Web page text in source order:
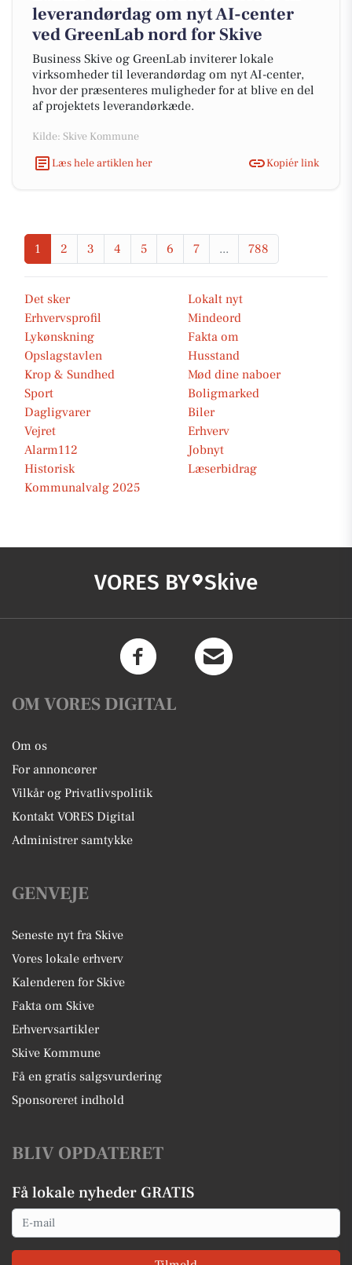
leverandørdag om nyt AI-center
ved GreenLab nord for Skive
Business Skive og GreenLab inviterer lokale
virksomheder til leverandørdag om nyt AI-center,
hvor der præsenteres muligheder for at blive en del
af projektets leverandørkæde.
Kilde: Skive Kommune
Læs hele artiklen her
Kopiér link
1 2 3 4 5 6 7 ... 788
Det sker
Lokalt nyt
Erhvervsprofil
Mindeord
Lykønskning
Fakta om
Opslagstavlen
Husstand
Krop & Sundhed
Mød dine naboer
Sport
Boligmarked
Dagligvarer
Biler
Vejret
Erhverv
Alarm112
Jobnyt
Historisk
Læserbidrag
Kommunalvalg 2025
VORES BY Skive
OM VORES DIGITAL
Om os
For annoncører
Vilkår og Privatlivspolitik
Kontakt VORES Digital
Administrer samtykke
GENVEJE
Seneste nyt fra Skive
Vores lokale erhverv
Kalenderen for Skive
Fakta om Skive
Erhvervsartikler
Skive Kommune
Få en gratis salgsvurdering
Sponsoreret indhold
BLIV OPDATERET
Få lokale nyheder GRATIS
Email